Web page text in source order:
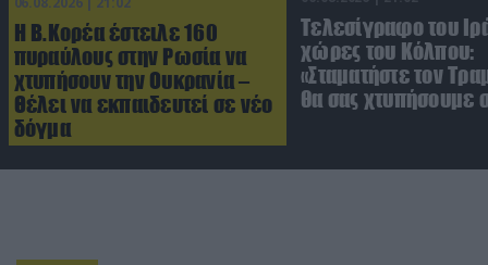
Η Β.Κορέα έστειλε 160
πυραύλους στην Ρωσία να
χτυπήσουν την Ουκρανία –
Θέλει να εκπαιδευτεί σε νέο
δόγμα
Τελεσίγραφο του
χώρες του Κόλπου:
«Σταματήστε τον
θα σας χτυπήσουμε